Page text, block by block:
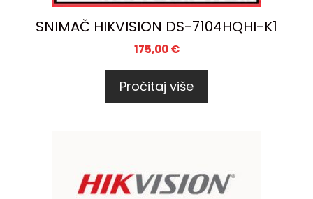
SNIMAČ HIKVISION DS-7104HQHI-K1
175,00€
Pročitaj više